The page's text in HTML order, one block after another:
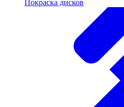
Покраска дисков